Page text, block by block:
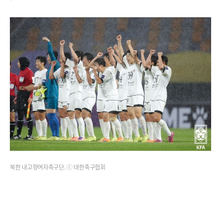
북한 내고향여자축구단. ⓒ 대한축구협회